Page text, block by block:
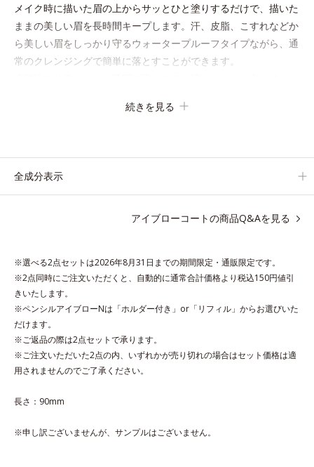
メイク時に描いた眉の上からサッとひと塗りするだけで、描いた
ままの美しい眉を長時間キープします。汗、皮脂、こすれなどか
ら美しい眉をしっかり守るウォータープルーフタイプながら、通
常のクレンジングで簡単に落とすことができます。
も考慮し、植物性保湿成分・ユリエキスを配合しています。
※アレルギーテスト済＝全ての方にアレルギーが起こらないという
ことではありません。
続きを見る
全成分表示
アイブローコートの商品Q&Aを見る
※選べる2点セットは2026年8月31日までの期間限定・通販限定です。
※2点同時にご注文いただくと、自動的に通常合計価格より税込150円値引
きいたします。
※ペンシルアイブローNは「ホルダー付き」or「リフィル」からお選びいた
だけます。
※ご返品の際は2点セットで承ります。
※ご注文いただいた2点の内、いずれかが売り切れの場合はセット価格は適
用されませんのでご了承ください。
長さ：90mm
※申し訳ございませんが、サンプルはございません。